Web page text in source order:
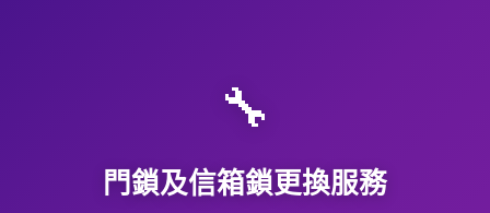
🔧
門鎖及信箱鎖更換服務